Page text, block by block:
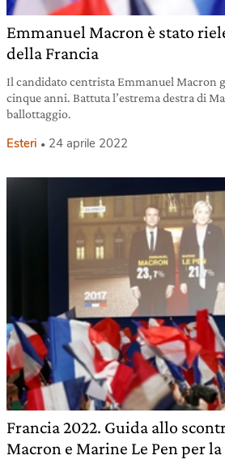
Emmanuel Macron è stato
della Francia
Il candidato centrista Emmanuel Macron
cinque anni. Battuta l’estrema destra di
ballottaggio.
Esteri 24 aprile 2022
Francia 2022. Guida allo
Macron e Marine Le Pen per